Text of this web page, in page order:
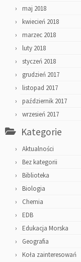
maj 2018
kwiecień 2018
marzec 2018
luty 2018
styczeń 2018
grudzień 2017
listopad 2017
październik 2017
wrzesień 2017
Kategorie
Aktualności
Bez kategorii
Biblioteka
Biologia
Chemia
EDB
Edukacja Morska
Geografia
Koła zainteresowań